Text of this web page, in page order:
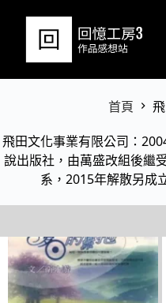
首頁
飛田文化事業有限公司：
說出版社，由萬盛改組後繼
系，2015年解散另成